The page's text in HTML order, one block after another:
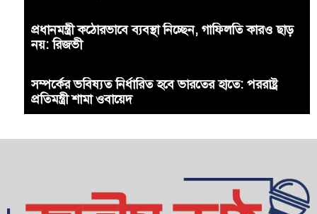
প্রধানমন্ত্রী কঠোরভাবে ব্যবস্থা নিচ্ছেন, গাফিলতি কারও ছাড়
নয়: রিজভী
সম্পর্কের ভবিষ্যত নির্ধারিত হবে ভারতের হাতে: পররাষ্ট্র
প্রতিমন্ত্রী শামা ওবায়েদ